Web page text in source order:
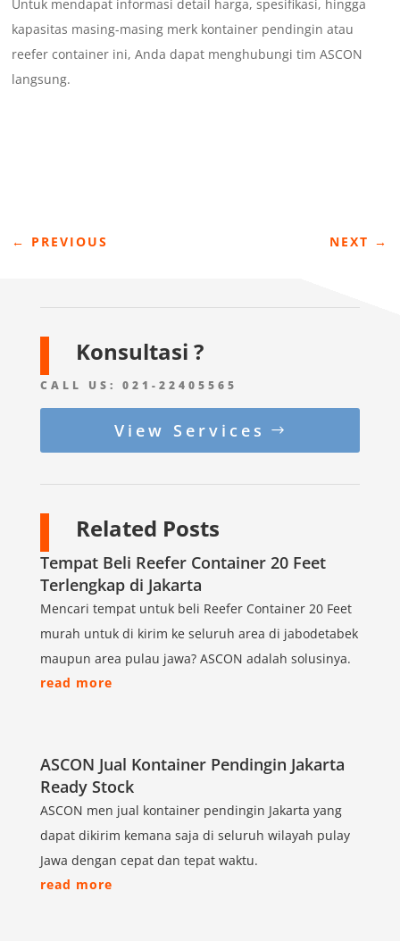
Untuk mendapat informasi detail harga, spesifikasi, hingga
kapasitas masing-masing merk kontainer pendingin atau
reefer container ini, Anda dapat menghubungi tim ASCON
langsung.
← PREVIOUS NEXT →
Konsultasi ?
CALL US: 021-22405565
View Services
Related Posts
Tempat Beli Reefer Container 20 Feet
Terlengkap di Jakarta
Mencari tempat untuk beli Reefer Container 20 Feet
murah untuk di kirim ke seluruh area di jabodetabek
maupun area pulau jawa? ASCON adalah solusinya.
read more
ASCON Jual Kontainer Pendingin Jakarta
Ready Stock
ASCON men jual kontainer pendingin Jakarta yang
dapat dikirim kemana saja di seluruh wilayah pulay
Jawa dengan cepat dan tepat waktu.
read more